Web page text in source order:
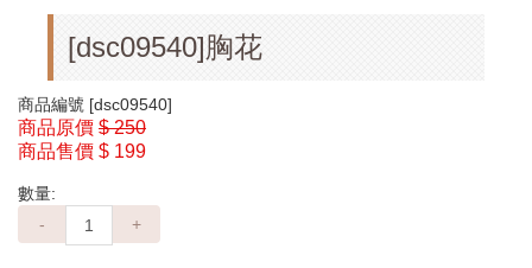
[dsc09540]胸花
商品編號 [dsc09540]
商品原價 $ 250
商品售價 $ 199
數量:
-
+